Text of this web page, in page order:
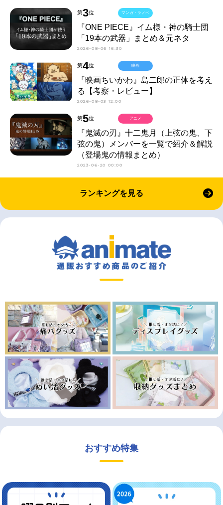
第3位
『ONE PIECE』イム様・神の騎士団
「19本の武器」まとめ＆元ネタ
2026-08-06 16:30
マンガ・ラノベ
第4位
『映画ちいかわ』島二郎の正体を考え
る【考察・レビュー】
2026-08-03 12:00
映画
第5位
『鬼滅の刃』十二鬼月（上弦の鬼、下
弦の鬼）メンバーを一覧で紹介＆解説
（登場鬼の情報まとめ）
2023-06-20 00:00
アニメ
ランキングを見る
おすすめ特集